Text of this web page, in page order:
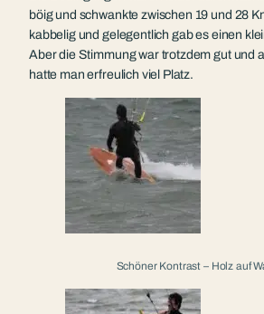
böig und schwankte zwischen 19 und 28
kabbelig und gelegentlich gab es einen
Aber die Stimmung war trotzdem gut und
hatte man erfreulich viel Platz.
Schöner Kontrast – Holz auf